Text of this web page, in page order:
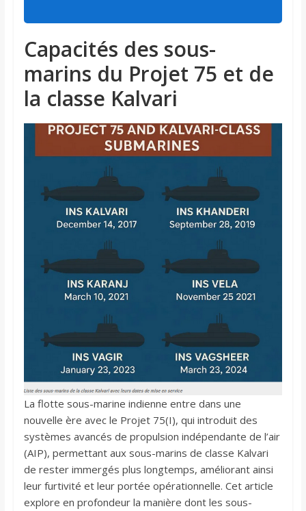
Capacités des sous-
marins du Projet 75 et de
la classe Kalvari
La flotte sous-marine indienne entre dans une
nouvelle ère avec le Projet 75(I), qui introduit des
systèmes avancés de propulsion indépendante de l’air
(AIP), permettant aux sous-marins de classe Kalvari
de rester immergés plus longtemps, améliorant ainsi
leur furtivité et leur portée opérationnelle. Cet article
explore en profondeur la manière dont les sous-